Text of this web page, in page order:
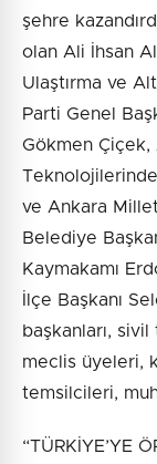
şehre
olan Ali İhsan
Ulaştırma ve
Parti Genel
Gökmen
ve Ankara
Belediye
Kaymakamı
İlçe Başkanı
başkanları,
meclis üyeleri,
temsilcileri,
“TÜRKİYE’YE